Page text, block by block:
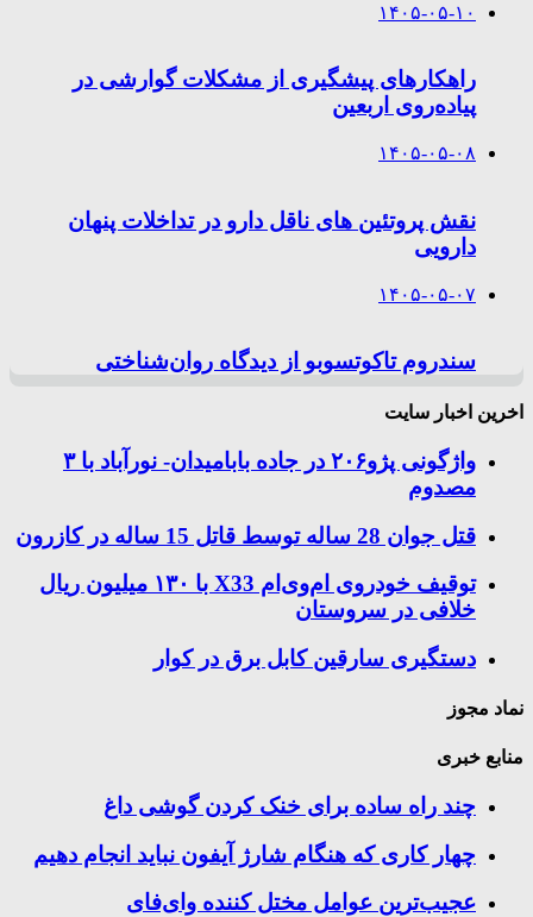
۱۴۰۵-۰۵-۱۰
راهکارهای پیشگیری از مشکلات گوارشی در
پیاده‌روی اربعین
۱۴۰۵-۰۵-۰۸
نقش پروتئین های ناقل دارو در تداخلات پنهان
دارویی
۱۴۰۵-۰۵-۰۷
سندروم تاکوتسوبو از دیدگاه روان‌شناختی
اخرین اخبار سایت
واژگونی پژو۲۰۶ در جاده بابامیدان- نورآباد با ۳
مصدوم
قتل جوان 28 ساله توسط قاتل 15 ساله در کازرون
توقیف خودروی ام‌وی‌ام X33 با ۱۳۰ میلیون ریال
خلافی در سروستان
دستگیری سارقین کابل برق در کوار
نماد مجوز
منابع خبری
چند راه‌ ساده برای خنک کردن گوشی داغ
چهار کاری که هنگام شارژ آیفون نباید انجام دهیم
عجیب‌ترین عوامل مختل کننده وای‌فای